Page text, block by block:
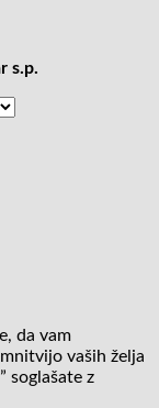
s.p.
da vam
vaših želja
soglašate z